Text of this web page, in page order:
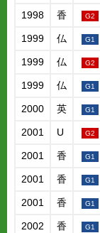
1998 香
1999 仏
1999 仏
1999 仏
2000 英
2001 U
2001 香
2001 香
2001 香
2002 香